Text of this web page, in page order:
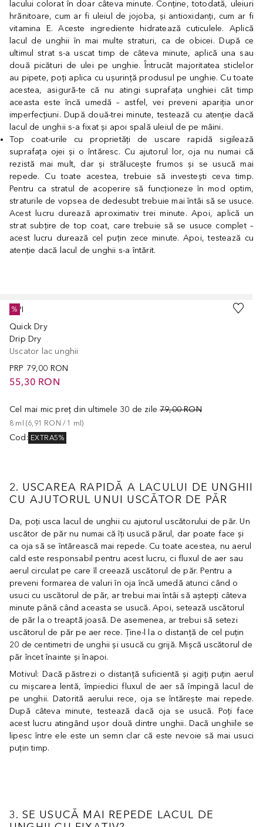
lacului colorat în doar câteva minute. Conține, totodată, uleiuri
hrănitoare, cum ar fi uleiul de jojoba, și antioxidanți, cum ar fi
vitamina E. Aceste ingrediente hidratează cuticulele. Aplică
lacul de unghii în mai multe straturi, ca de obicei. După ce
ultimul strat s-a uscat timp de câteva minute, aplică una sau
două picături de ulei pe unghie. Întrucât majoritatea sticlelor
au pipete, poți aplica cu ușurință produsul pe unghie. Cu toate
acestea, asigură-te că nu atingi suprafața unghiei cât timp
aceasta este încă umedă – astfel, vei preveni apariția unor
imperfecțiuni. După două-trei minute, testează cu atenție dacă
lacul de unghii s-a fixat și apoi spală uleiul de pe mâini.
Top coat-urile cu proprietăți de uscare rapidă sigilează
suprafața ojei și o întăresc. Cu ajutorul lor, oja nu numai că
rezistă mai mult, dar și strălucește frumos și se usucă mai
repede. Cu toate acestea, trebuie să investești ceva timp.
Pentru ca stratul de acoperire să funcționeze în mod optim,
straturile de vopsea de dedesubt trebuie mai întâi să se usuce.
Acest lucru durează aproximativ trei minute. Apoi, aplică un
strat subțire de top coat, care trebuie să se usuce complet –
acest lucru durează cel puțin zece minute. Apoi, testează cu
atenție dacă lacul de unghii s-a întărit.
OPI
Quick Dry
Drip Dry
Uscator lac unghii
PRP 79,00 RON
55,30 RON
Cel mai mic preț din ultimele 30 de zile 79,00 RON
8 ml (6,91 RON / 1 ml)
Cod : EXTRA5%
%
2. USCAREA RAPIDĂ A LACULUI DE UNGHII
CU AJUTORUL UNUI USCĂTOR DE PĂR
Da, poți usca lacul de unghii cu ajutorul uscătorului de păr. Un
uscător de păr nu numai că îți usucă părul, dar poate face și
ca oja să se întărească mai repede. Cu toate acestea, nu aerul
cald este responsabil pentru acest lucru, ci fluxul de aer sau
aerul circulat pe care îl creează uscătorul de păr. Pentru a
preveni formarea de valuri în oja încă umedă atunci când o
usuci cu uscătorul de păr, ar trebui mai întâi să aștepți câteva
minute până când aceasta se usucă. Apoi, setează uscătorul
de păr la o treaptă joasă. De asemenea, ar trebui să setezi
uscătorul de păr pe aer rece. Ține-l la o distanță de cel puțin
20 de centimetri de unghii și usucă cu grijă. Mișcă uscătorul de
păr încet înainte și înapoi.
Motivul: Dacă păstrezi o distanță suficientă și agiți puțin aerul
cu mișcarea lentă, împiedici fluxul de aer să împingă lacul de
pe unghii. Datorită aerului rece, oja se întărește mai repede.
După câteva minute, testează dacă oja se usucă. Poți face
acest lucru atingând ușor două dintre unghii. Dacă unghiile se
lipesc între ele este un semn clar că este nevoie să mai usuci
puțin timp.
3. SE USUCĂ MAI REPEDE LACUL DE